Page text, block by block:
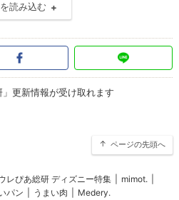
読み込む
更新情報が受け取れます
ページの先頭へ
レぴあ総研 ディズニー特集 mimot.
パン うまい肉 Medery.